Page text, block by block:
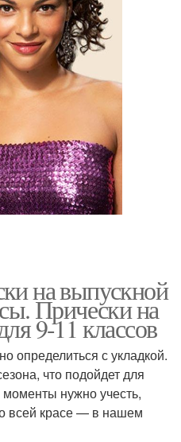
на выпускной
Прически на
9-11 классов
определиться с укладкой.
что подойдет для
нужно учесть,
всей красе — в нашем